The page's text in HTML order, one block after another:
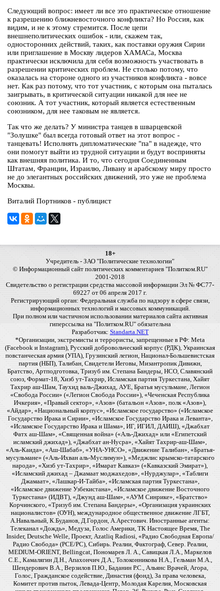
Следующий вопрос: имеет ли все это практическое отношение
к разрешению ближневосточного конфликта? Но Россия, как
видим, и не к этому стремится. После цепи
внешнеполитических ошибок - или, скажем так,
односторонних действий, таких, как поставки оружия Сирии
или приглашение в Москву лидеров ХАМАСа, Москва
практически исключила для себя возможность участвовать в
разрешении критических проблем. Не столько потому, что
оказалась на стороне одного из участников конфликта - вовсе
нет. Как раз потому, что тот участник, с которым она пыталась
заигрывать, в критической ситуации никакой для нее не
союзник. А тот участник, который является естественным
союзником, для нее таковым не является.
Так что же делать? У министра танцев в шварцевской
"Золушке" был всегда готовый ответ на этот вопрос -
танцевать! Исполнять дипломатические "па" в надежде, что
они помогут выйти из трудной ситуации и будут восприняты
как внешняя политика. И то, что сегодня Соединенным
Штатам, Франции, Израилю, Ливану и арабскому миру просто
не до элегантных российских движений, это уже не проблема
Москвы.
Виталий Портников - публицист
18+
Учредитель - ЗАО "Политические технологии"
© Информационный сайт политических комментариев "Политком.RU"
2001-2018
Свидетельство о регистрации средства массовой информации Эл № ФС77-
69227 от 06 апреля 2017 г.
Регистрирующий орган: Федеральная служба по надзору в сфере связи,
информационных технологий и массовых коммуникаций.
При полном или частичном использовании материалов сайта активная
гиперссылка на "Политком.RU" обязательна
Разработчик: Standarta.NET
*Организации, экстремисты и террористы, запрещенные в РФ: Meta
(Facebook и Instagram), Русский добровольческий корпус (РДК), Украинская
повстанческая армия (УПА), Грузинский легион, Национал-Большевистская
партия (НБП), Талибан, Свидетели Иеговы, Мизантропик Дивижн,
Братство, Артподготовка, Тризуб им. Степана Бандеры, НСО, Славянский
союз, Формат-18, Хизб ут-Тахрир, Исламская партия Туркестана, Хайят
Тахрир аш-Шам, Таухид валь-Джихад, АУЕ, Братья мусульмане, Легион
«Свобода России» («Легион Свобода России»), «Чеченская Республика
Ичкерия», «Правый сектор», «Азов» (батальон «Азов», полк «Азов»),
«Айдар», «Национальный корпус», «Исламское государство» («Исламское
Государство Ирака и Сирии», «Исламское Государство Ирака и Леванта»,
«Исламское Государство Ирака и Шама», ИГ, ИГИЛ, ДАИШ), «Джабхат
Фатх аш-Шам», «Священная война» («Аль-Джихад» или «Египетский
исламский джихад»), «Джабхат ан-Нусра», «Хайят Тахрир-аш-Шам»,
«Аль-Каида», «Аш-Шабаб», «УНА-УНСО», «Движение Талибан», «Братья-
мусульмане» («Аль-Ихван аль-Муслимун»), «Меджлис крымско-татарского
народа», «Хизб ут-Тахрир», «Имарат Кавказ» («Кавказский Эмират»),
«Исламский джихад – Джамаат моджахедов», «Нурджулар», «Таблиги
Джамаат», «Лашкар-И-Тайба», «Исламская партия Туркестана»,
«Исламское движение Узбекистана», «Исламское движение Восточного
Туркестана» (ИДВТ), «Джунд аш-Шам», «АУМ Синрике», «Братство»
Корчинского, «Тризуб им. Степана Бандеры», «Организация украинских
националистов» (ОУН), международное общественное движение ЛГБТ,
А.Навальный, К.Буданов, Д.Гордон, А.Арестович. Иностранные агенты:
Телеканал «Дождь», Медуза, Голос Америки, ТК Настоящее Время, The
Insider, Deutsche Welle, Проект, Azatliq Radiosi, «Радио Свободная Европа/
Радио Свобода» (PCE/PC), Сибирь. Реалии, Фактограф, Север. Реалии,
MEDIUM-ORIENT, Bellingcat, Пономарев Л. А., Савицкая Л.А., Маркелов
С.Е., Камалягин Д.Н., Апахончич Д.А., Толоконникова Н.А., Гельман М.А.,
Шендерович В.А., Верзилов П.Ю., Баданин Р.С., Альянс Врачей, Агора,
Голос, Гражданское содействие, Династия (фонд), За права человека,
Комитет против пыток, Левада-Центр, Молодая Карелия, Московская